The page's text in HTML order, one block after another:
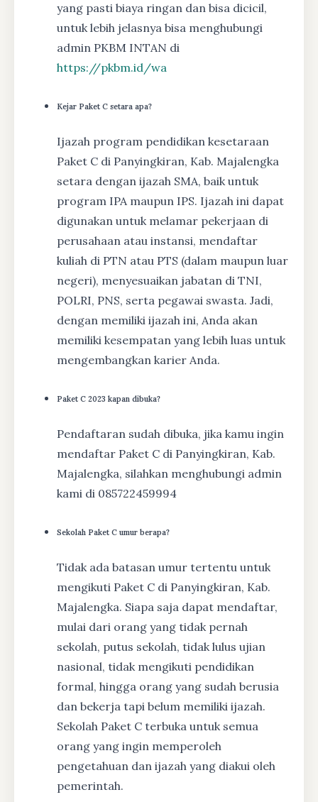
yang pasti biaya ringan dan bisa dicicil,
untuk lebih jelasnya bisa menghubungi
admin PKBM INTAN di
https://pkbm.id/wa
Kejar Paket C setara apa?
Ijazah program pendidikan kesetaraan
Paket C di Panyingkiran, Kab. Majalengka
setara dengan ijazah SMA, baik untuk
program IPA maupun IPS. Ijazah ini dapat
digunakan untuk melamar pekerjaan di
perusahaan atau instansi, mendaftar
kuliah di PTN atau PTS (dalam maupun luar
negeri), menyesuaikan jabatan di TNI,
POLRI, PNS, serta pegawai swasta. Jadi,
dengan memiliki ijazah ini, Anda akan
memiliki kesempatan yang lebih luas untuk
mengembangkan karier Anda.
Paket C 2023 kapan dibuka?
Pendaftaran sudah dibuka, jika kamu ingin
mendaftar Paket C di Panyingkiran, Kab.
Majalengka, silahkan menghubungi admin
kami di 085722459994
Sekolah Paket C umur berapa?
Tidak ada batasan umur tertentu untuk
mengikuti Paket C di Panyingkiran, Kab.
Majalengka. Siapa saja dapat mendaftar,
mulai dari orang yang tidak pernah
sekolah, putus sekolah, tidak lulus ujian
nasional, tidak mengikuti pendidikan
formal, hingga orang yang sudah berusia
dan bekerja tapi belum memiliki ijazah.
Sekolah Paket C terbuka untuk semua
orang yang ingin memperoleh
pengetahuan dan ijazah yang diakui oleh
pemerintah.